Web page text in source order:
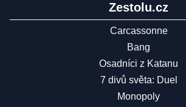
Zestolu.cz
Carcassonne
Bang
Osadníci z Katanu
7 divů světa: Duel
Monopoly